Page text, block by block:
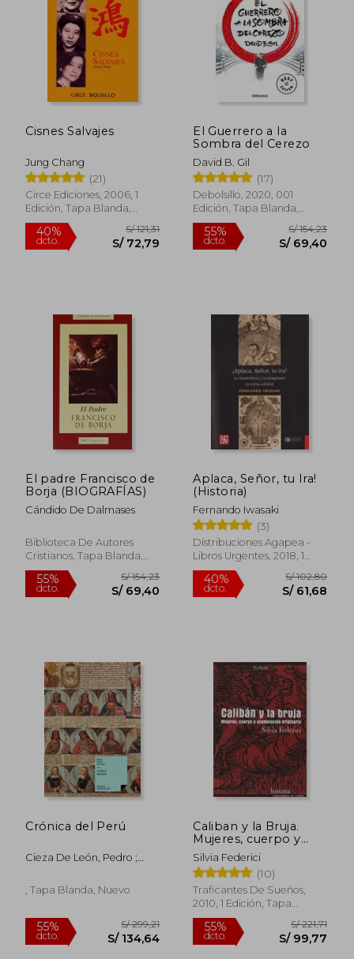
Cisnes Salvajes
Jung Chang
(21)
Circe Ediciones, 2006, 1
Edición, Tapa Blanda,
Nuevo
El Guerrero a la
Sombra del Cerezo
David B. Gil
(17)
Debolsillo, 2020, 001
Edición, Tapa Blanda,
Nuevo
55%
dcto.
El padre Francisco de
Borja (BIOGRAFÍAS)
Cándido De Dalmases
Biblioteca De Autores
Cristianos, Tapa Blanda,
Nuevo
55%
dcto.
S/ 154,23
S/ 69,40
Aplaca, Señor, tu Ira!
(Historia)
Fernando Iwasaki
(3)
Distribuciones Agapea -
Libros Urgentes, 2018, 1
Edición, Tapa Blanda,
Nuevo
40%
dcto.
Crónica del Perú
Cieza De León, Pedro ;
Carmelo
, Tapa Blanda, Nuevo
Caliban y la Bruja.
Mujeres, cuerpo y
acumulación
originaria.
Silvia Federici
(10)
Traficantes De Sueños,
2010, 1 Edición, Tapa
Blanda, Nuevo